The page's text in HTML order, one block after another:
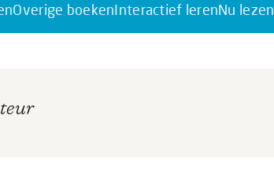
Overige boekenInteractief lerenNu lezen